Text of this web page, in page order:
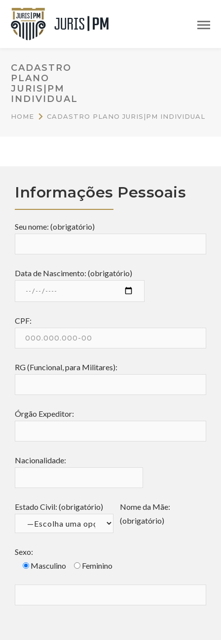
CADASTRO
PLANO
JURIS|PM
INDIVIDUAL
HOME CADASTRO PLANO JURIS|PM INDIVIDUAL
Informações Pessoais
Seu nome: (obrigatório)
Data de Nascimento: (obrigatório)
CPF:
RG (Funcional, para Militares):
Órgão Expeditor:
Nacionalidade:
Estado Civil: (obrigatório)
Sexo:
Masculino
Feminino
Nome da Mãe:
(obrigatório)